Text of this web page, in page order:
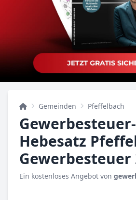
Gemeinden Pfeffelbach
Gewerbesteuer-
Hebesatz
Gewerbesteuer
Ein kostenloses Angebot von